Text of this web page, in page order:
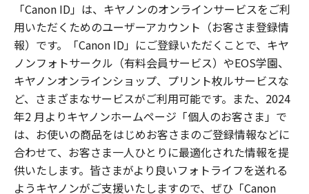
「Canon ID」は、キヤノンのオンラインサービスをご利
用いただくためのユーザーアカウント（お客さま登録情
報）です。「Canon ID」にご登録いただくことで、キヤ
ノンフォトサークル（有料会員サービス）やEOS学園、
キヤノンオンラインショップ、プリント枚ルサービスな
ど、さまざまなサービスがご利用可能です。また、2024
年2 月よりキヤノンホームページ「個人のお客さま」で
は、お使いの商品をはじめお客さまのご登録情報などに
合わせて、お客さま一人ひとりに最適化された情報を提
供いたします。皆さまがより良いフォトライフを送れる
ようキヤノンがご支援いたしますので、ぜひ「Canon